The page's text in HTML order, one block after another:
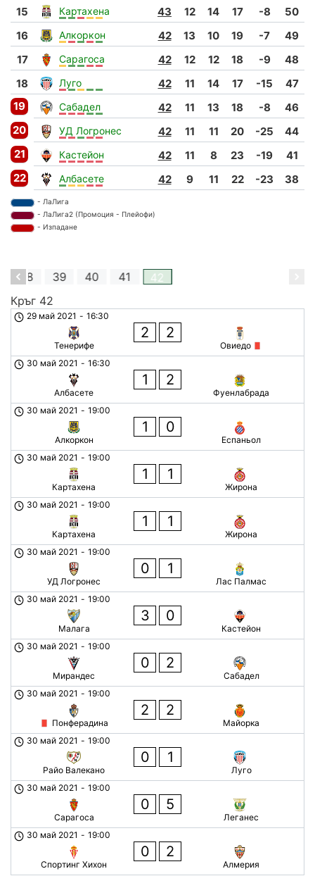
15
Картахена 43 12 14 17 -8
50
16
Алкоркон 42 13 10 19 -7
49
17
Сарагоса 42 12 12 18 -9
48
18
Луго 42 11 14 17 -15
47
19
Сабадел 42 11 13 18 -8
46
20
УД Логронес 42 11 11 20 -25
44
21
Кастейон 42 11 8 23 -19
41
22
Албасете 42 9 11 22 -23 38
- ЛаЛига
- ЛаЛига2 (Промоция - Плейофи)
- Изпадане
38 39 40 41
42
Кръг 42
29 май 2021 - 16:30
Тенерифе
2 2
Овиедо
30 май 2021 - 16:30
Албасете
1 2
Фуенлабрада
30 май 2021 - 19:00
Алкоркон
1 0
Еспаньол
30 май 2021 - 19:00
Картахена
1 1
Жирона
30 май 2021 - 19:00
Картахена
1 1
Жирона
30 май 2021 - 19:00
УД Логронес
0 1
Лас Палмас
30 май 2021 - 19:00
Малага
3 0
Кастейон
30 май 2021 - 19:00
Мирандес
0 2
Сабадел
30 май 2021 - 19:00
Понферадина
2 2
Майорка
30 май 2021 - 19:00
Райо Валекано
0 1
Луго
30 май 2021 - 19:00
Сарагоса
0 5
Леганес
30 май 2021 - 19:00
Спортинг Хихон
0 2
Алмерия